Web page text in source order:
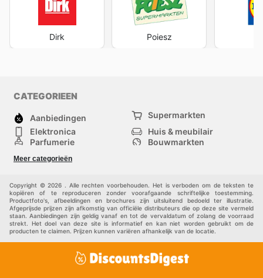
Dirk Poiesz
CATEGORIEEN
Aanbiedingen
Supermarkten
Elektronica
Huis & meubilair
Parfumerie
Bouwmarkten
Kinderen
Meer categorieën
Copyright © 2026 . Alle rechten voorbehouden. Het is verboden om de teksten te
kopiëren of te reproduceren zonder voorafgaande schriftelijke toestemming.
Productfoto's, afbeeldingen en brochures zijn uitsluitend bedoeld ter illustratie.
Afgeprijsde prijzen zijn afkomstig van officiële distributeurs die op deze site vermeld
staan. Aanbiedingen zijn geldig vanaf en tot de vervaldatum of zolang de voorraad
strekt. Het doel van deze site is informatief en kan niet worden gebruikt om de
producten te claimen. Prijzen kunnen variëren afhankelijk van de locatie.